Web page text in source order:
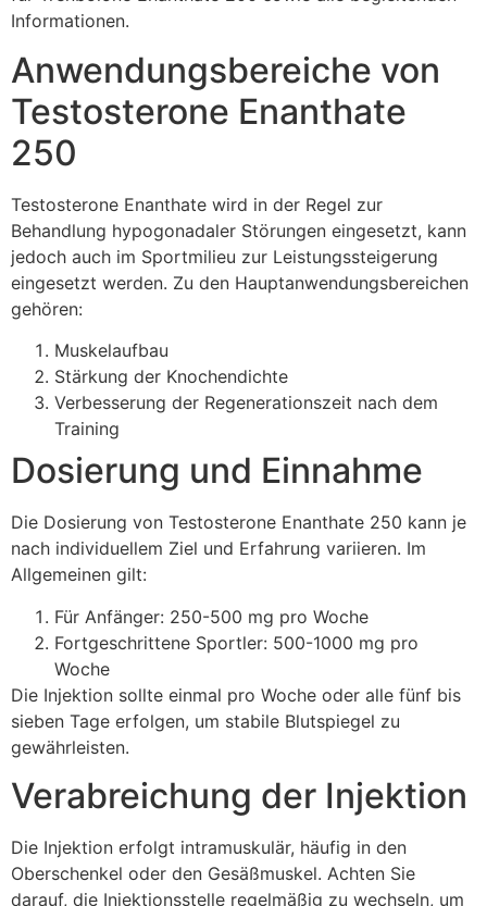
Informationen.
Anwendungsbereiche von
Testosterone Enanthate
250
Testosterone Enanthate wird in der Regel zur
Behandlung hypogonadaler Störungen eingesetzt, kann
jedoch auch im Sportmilieu zur Leistungssteigerung
eingesetzt werden. Zu den Hauptanwendungsbereichen
gehören:
Muskelaufbau
Stärkung der Knochendichte
Verbesserung der Regenerationszeit nach dem
Training
Dosierung und Einnahme
Die Dosierung von Testosterone Enanthate 250 kann je
nach individuellem Ziel und Erfahrung variieren. Im
Allgemeinen gilt:
Für Anfänger: 250-500 mg pro Woche
Fortgeschrittene Sportler: 500-1000 mg pro
Woche
Die Injektion sollte einmal pro Woche oder alle fünf bis
sieben Tage erfolgen, um stabile Blutspiegel zu
gewährleisten.
Verabreichung der Injektion
Die Injektion erfolgt intramuskulär, häufig in den
Oberschenkel oder den Gesäßmuskel. Achten Sie
darauf, die Injektionsstelle regelmäßig zu wechseln, um